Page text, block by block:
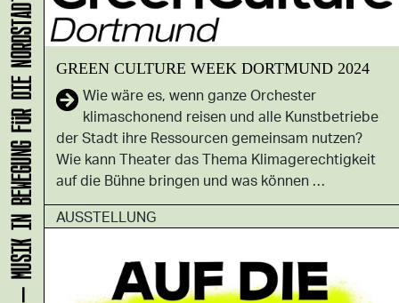
GREEN CULTURE WEEK DORTMUND 2024
Wie wäre es, wenn ganze Orchester
klimaschonend reisen und alle Kunstbetriebe
der Stadt ihre Ressourcen gemeinsam nutzen?
Wie kann Theater das Thema Klimagerechtigkeit
auf die Bühne bringen und was können …
AUSSTELLUNG